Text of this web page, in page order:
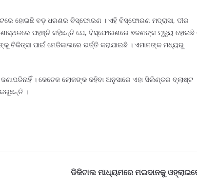
ହୋଇଛି ବଡ଼ ଧରଣର ବିସ୍ଫୋରଣ । ଏହି ବିସ୍ଫୋରଣ ମଦ୍ରାସା, ଦୀର
ପହଞ୍ଚି କହିଛନ୍ତି ଯେ, ବିସ୍ଫୋରଣରେ ୭ଜଣଙ୍କ ମୃତ୍ୟୁ ହୋଇଛି
ଚିକିତ୍ସା ପାଇଁ ମେଡିକାଲରେ ଭର୍ତ୍ତି କରାଯାଇଛି । ଏମାନଙ୍କ ମଧ୍ୟରୁ
। କେତେକ ଲୋକଙ୍କ କହିବା ଅନୁସାରେ ଏହା ସିଲିଣ୍ଡର ବ୍ଲାଷ୍ଟ
।
ଡିଜିଟାଲ ମାଧ୍ୟମରେ ମଇଦାନକୁ